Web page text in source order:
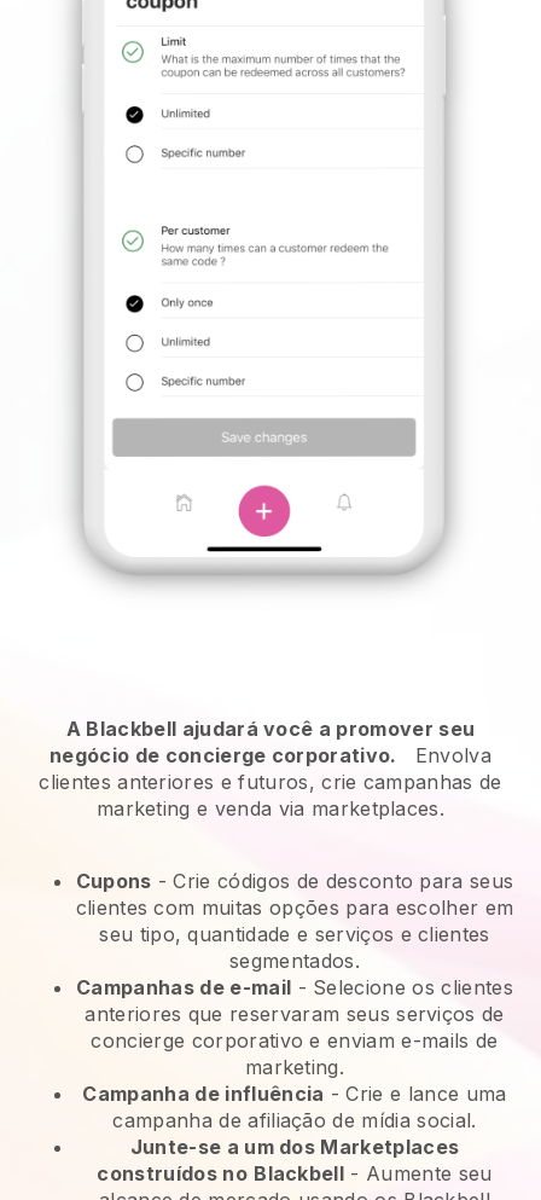
A Blackbell ajudará você a promover seu
negócio de concierge corporativo.
Envolva
clientes anteriores e futuros, crie campanhas de
marketing e venda via marketplaces.
Cupons - Crie códigos de desconto para seus
clientes com muitas opções para escolher em
seu tipo, quantidade e serviços e clientes
segmentados.
Campanhas de e-mail - Selecione os clientes
anteriores que reservaram seus serviços de
concierge corporativo e enviam e-mails de
marketing.
Campanha de influência - Crie e lance uma
campanha de afiliação de mídia social.
Junte-se a um dos Marketplaces
construídos no Blackbell - Aumente seu